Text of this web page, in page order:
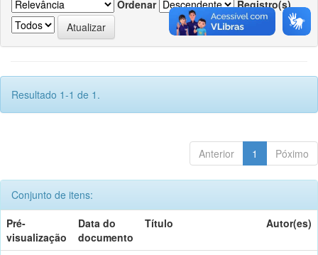
Ordenar
Registro(s)
Resultado 1-1 de 1.
Anterior 1 Póximo
Conjunto de itens:
Pré-
visualização
Data do
documento
Título Autor(es)